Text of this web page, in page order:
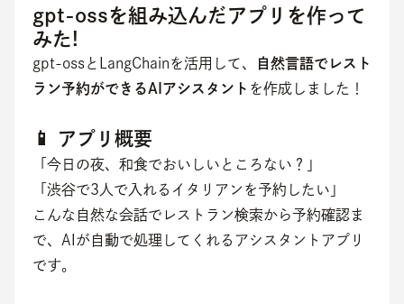
gpt-ossを組み込んだアプリを作って
みた!
gpt-ossとLangChainを活用して、
自然言語でレスト
ラン予約ができるAIアシスタント を作成しました！
📱 アプリ概要
「今日の夜、和食でおいしいところない？」
「渋谷で3人で入れるイタリアンを予約したい」
こんな自然な会話でレストラン検索から予約確認ま
で、AIが自動で処理してくれるアシスタントアプリ
です。